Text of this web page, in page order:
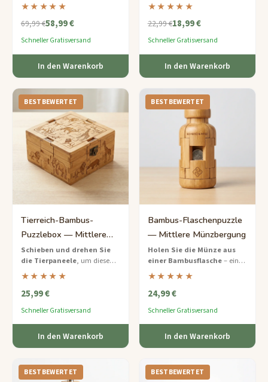
– ein reichhaltig thematisiertes
Holz-Escape-Spiel inspiriert
Entdeckungen.
★★★★★
69,99 €58,99 €
Schneller Gratisversand
In den Warenkorb
einen glatten,
umweltfreundlichen Rahmen —
interpretiert in nachhaltigem
Bambus.
★★★★★
22,99 €18,99 €
Schneller Gratisversand
In den Warenkorb
BESTBEWERTET
Tierreich-Bambus-
Puzzlebox — Mittlere
Tierwelt-Entdeckung
Schieben und drehen Sie
die Tierpaneele, um diese
Bambus-Puzzlebox zu öffnen
— ein mittel-schweres
Abenteuer in der Tierwelt, das
★★★★★
25,99 €
Schneller Gratisversand
In den Warenkorb
BESTBEWERTET
Bambus-Flaschenpuzzle
— Mittlere Münzbergung
Holen Sie die Münze aus
einer Bambusflasche– ein
nachhaltig gefertigtes
Denksport mittlerer
Schwierigkeit mit einem
★★★★★
24,99 €
Schneller Gratisversand
In den Warenkorb
BESTBEWERTET BESTBEWERTET